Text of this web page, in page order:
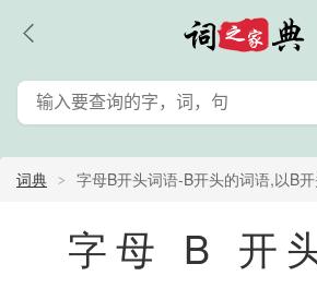
词典 字母B开头词语-B开头的词语,以B
语,B打头的词语,字母B开头的词语
字母 B 开